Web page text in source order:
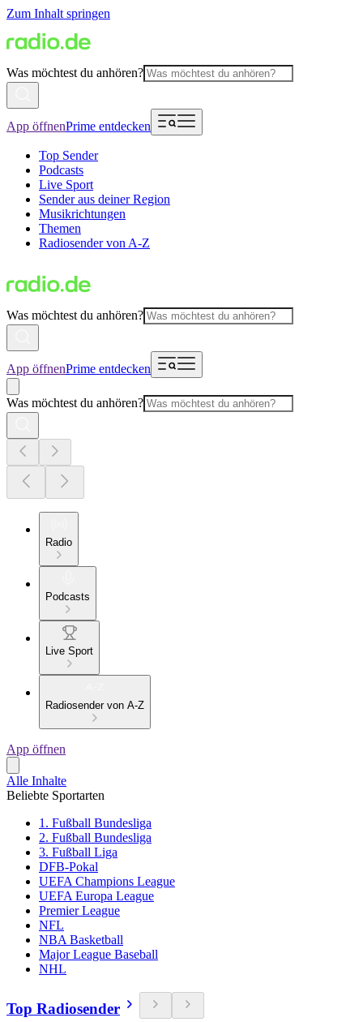
Zum Inhalt springen
Was möchtest du anhören?
App öffnenPrime entdecken
Top Sender
Podcasts
Live Sport
Sender aus deiner Region
Musikrichtungen
Themen
Radiosender von A-Z
Was möchtest du anhören?
App öffnenPrime entdecken
Was möchtest du anhören?
Radio
Podcasts
Live Sport
Radiosender von A-Z
App öffnen
Alle Inhalte
Beliebte Sportarten
1. Fußball Bundesliga
2. Fußball Bundesliga
3. Fußball Liga
DFB-Pokal
UEFA Champions League
UEFA Europa League
Premier League
NFL
NBA Basketball
Major League Baseball
NHL
Top Radiosender